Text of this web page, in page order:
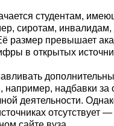
студентам,
сиротам, инвалидам,
размер превышает
в открытых
например, надбавки
деятельности.
отсутствует